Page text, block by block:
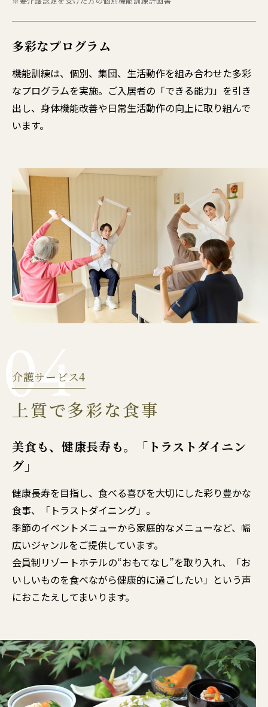
多彩なプログラム
機能訓練は、個別、集団、生活動作を組み合わせた多彩
なプログラムを実施。ご入居者の「できる能力」を引き
出し、身体機能改善や日常生活動作の向上に取り組んで
います。
04
介護サービス4
上質で多彩な食事
美食も、健康長寿も。「トラストダイニン
グ」
健康長寿を目指し、食べる喜びを大切にした彩り豊かな
食事、「トラストダイニング」。
季節のイベントメニューから家庭的なメニューなど、幅
広いジャンルをご提供しています。
会員制リゾートホテルの“おもてなし”を取り入れ、「お
いしいものを食べながら健康的に過ごしたい」という声
におこたえしてまいります。